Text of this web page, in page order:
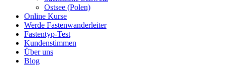
Ostsee (Polen)
Online Kurse
Werde Fastenwanderleiter
Fastentyp-Test
Kundenstimmen
Über uns
Blog